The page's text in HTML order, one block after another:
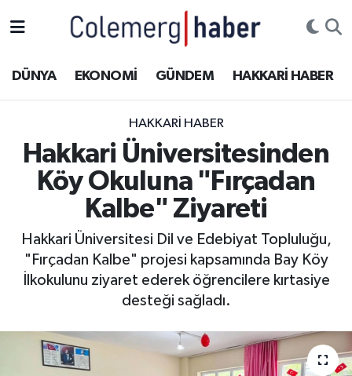
DÜNYA EKONOMİ GÜNDEM HAKKARİ HABER
HAKKARI HABER
Hakkari Üniversitesinden
Köy Okuluna "Fırçadan
Kalbe" Ziyareti
Hakkari Üniversitesi Dil ve Edebiyat Topluluğu,
"Fırçadan Kalbe" projesi kapsamında Bay Köy
İlkokulunu ziyaret ederek öğrencilere kırtasiye
desteği sağladı.
ASAYİŞ
DOĞA
DÜNYA
EĞİTİM
GÜNDEM
Hakkâri Hava Durumu
Hakkari Namaz Vakitleri
Hakkâri Trafik Yoğunluk Haritası
Süper Lig Puan Durumu ve Fikstür
Tüm Manşetler
Son Dakika Haberleri
Haber Arşivi